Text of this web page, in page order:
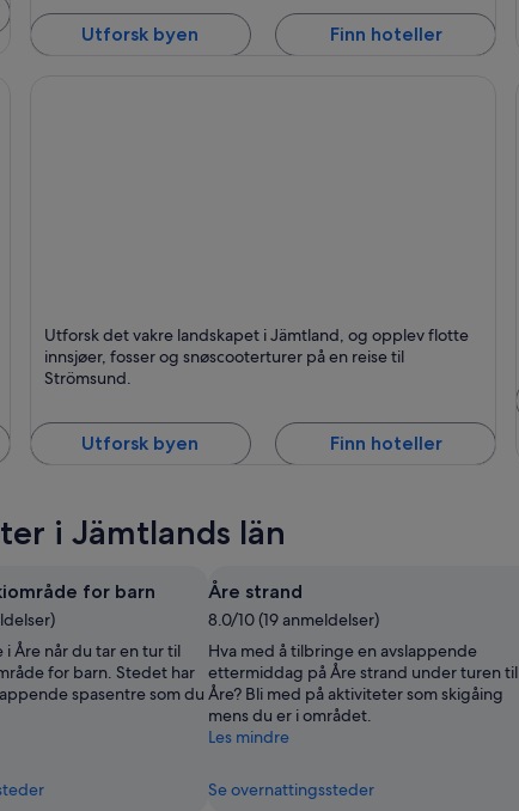
Utforsk byen Finn hoteller
Utforsk det vakre landskapet i Jämtland, og opplev flotte
innsjøer, fosser og snøscooterturer på en reise til
Strömsund.
Utforsk byen Finn hoteller
i Jämtlands län
for barn
i Åre når du tar en tur til
for barn. Stedet har
spasentre som du
Åre strand
8.0/10 (19 anmeldelser)
Hva med å tilbringe en avslappende
ettermiddag på Åre strand under turen til
Åre? Bli med på aktiviteter som skigåing
mens du er i området.
Les mindre
Se overnattingssteder